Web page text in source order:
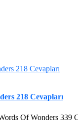
218 Cevapları
Of Wonders 339